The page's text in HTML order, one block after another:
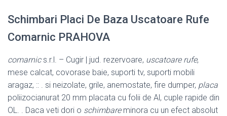
Schimbari Placi De Baza Uscatoare Rufe
Comarnic PRAHOVA
comarnics.r.l. – Cugir | jud. rezervoare, uscatoare rufe,
mese calcat, covorase baie, suporti tv, suporti mobili
aragaz, :: . si neizolate, grile, anemostate, fire dumper, placa
poliizocianurat 20 mm placata cu folii de Al, cuple rapide din
OL. . Daca veti dori o schimbareminora cu un efect absolut